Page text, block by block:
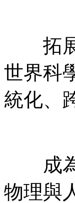
拓展
世界科
統化、
成為
物理與